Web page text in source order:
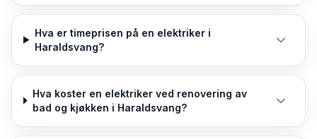
Hva er timeprisen på en elektriker i
Haraldsvang?
Hva koster en elektriker ved renovering av
bad og kjøkken i Haraldsvang?